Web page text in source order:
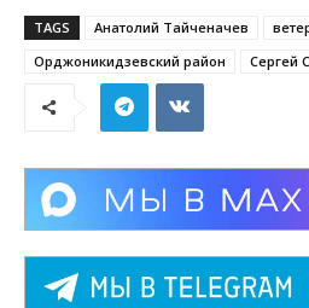
TAGS Анатолий Тайченачев
Орджоникидзевский район
Сергей